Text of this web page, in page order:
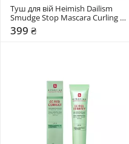
Туш для вій Heimish Dailism
Smudge Stop Mascara Curling
New
399 ₴